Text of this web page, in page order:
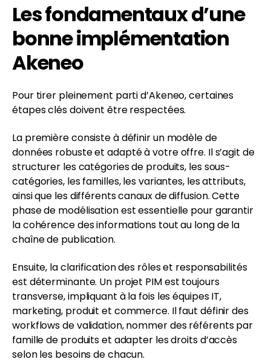
Les fondamentaux d’une
bonne implémentation
Akeneo
Pour tirer pleinement parti d’Akeneo, certaines
étapes clés doivent être respectées.
La première consiste à définir un modèle de
données robuste et adapté à votre offre. Il s’agit de
structurer les catégories de produits, les sous-
catégories, les familles, les variantes, les attributs,
ainsi que les différents canaux de diffusion. Cette
phase de modélisation est essentielle pour garantir
la cohérence des informations tout au long de la
chaîne de publication.
Ensuite, la clarification des rôles et responsabilités
est déterminante. Un projet PIM est toujours
transverse, impliquant à la fois les équipes IT,
marketing, produit et commerce. Il faut définir des
workflows de validation, nommer des référents par
famille de produits et adapter les droits d’accès
selon les besoins de chacun.